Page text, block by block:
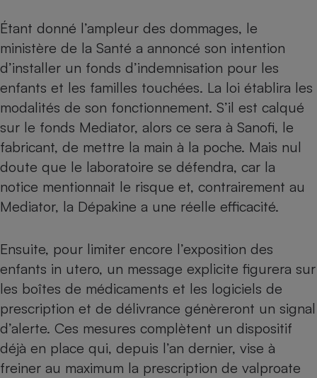
Étant donné l’ampleur des dommages, le
ministère de la Santé a annoncé son intention
d’installer un fonds d’indemnisation pour les
enfants et les familles touchées. La loi établira les
modalités de son fonctionnement. S’il est calqué
sur le fonds Mediator, alors ce sera à Sanofi, le
fabricant, de mettre la main à la poche. Mais nul
doute que le laboratoire se défendra, car la
notice mentionnait le risque et, contrairement au
Mediator, la Dépakine a une réelle efficacité.
Ensuite, pour limiter encore l’exposition des
enfants in utero, un message explicite figurera sur
les boîtes de médicaments et les logiciels de
prescription et de délivrance génèreront un signal
d’alerte. Ces mesures complètent un dispositif
déjà en place qui, depuis l’an dernier, vise à
freiner au maximum la prescription de valproate
Plaque de cuisson à
induction
Climatiseur -
Cafetière à expressos
Téléphone mobile -
Smartphone
Antivirus
Climatiseur -